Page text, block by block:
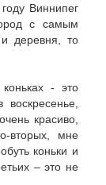
Виннипег
с самым
деревня, то
- это
красиво,
вторых, мне
коньки и
– это не